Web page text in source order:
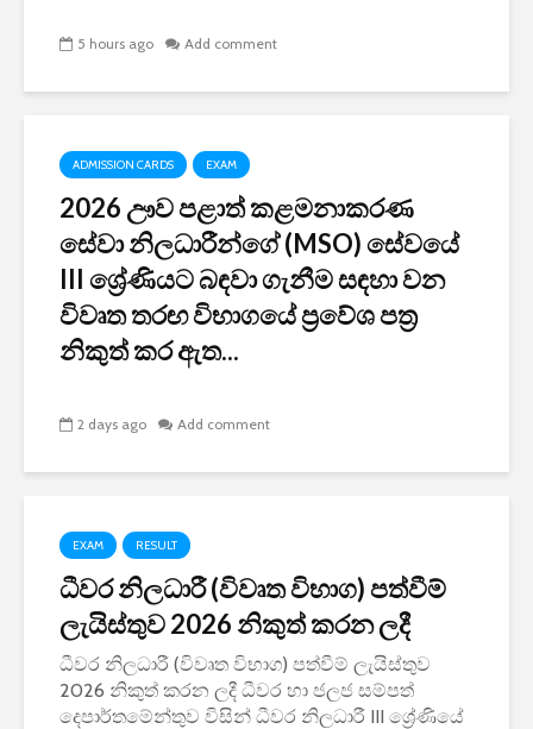
5 hours ago Add comment
ADMISSION CARDS EXAM
2026 ඌව පළාත් කළමනාකරණ
සේවා නිලධාරීන්ගේ (MSO) සේවයේ
III ශ්‍රේණියට බඳවා ගැනීම සඳහා වන
විවෘත තරඟ විභාගයේ ප්‍රවේශ පත්‍ර
නිකුත් කර ඇත...
2 days ago Add comment
EXAM RESULT
ධීවර නිලධාරී (විවෘත විභාග) පත්වීම්
ලැයිස්තුව 2026 නිකුත් කරන ලදී
ධීවර නිලධාරී (විවෘත විභාග) පත්වීම් ලැයිස්තුව
2026 නිකුත් කරන ලදී ධීවර හා ජලජ සම්පත්
දෙපාර්තමේන්තුව විසින් ධීවර නිලධාරී III ශ්‍රේණියේ